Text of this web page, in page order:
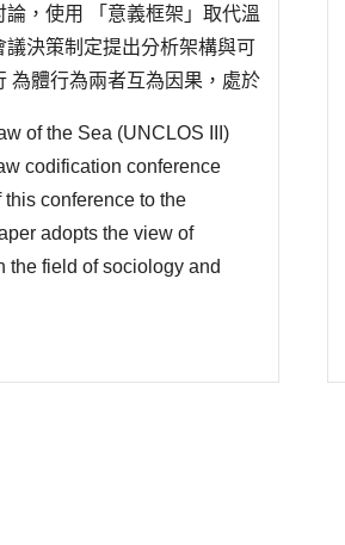
，使用 「意義框架」取代溫
決策制定提出分析架構與可
為體行為兩者互為因果，處於
「國際法編纂會議」到1982
of the Sea (UNCLOS III)
codification conference
conference to the
adopts the view of
the field of sociology and